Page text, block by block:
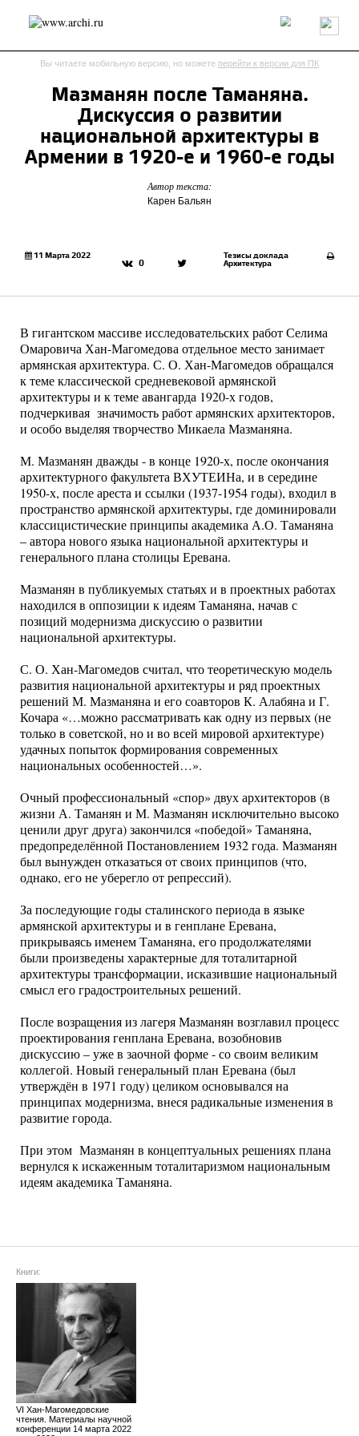
Россия Мир Технологии Интерьер Пресса
Архитекторы
send.project Анонсы конкурсов
Блог
Журнал
Интервью Исследование
Мнение
Обзор
Объект
Результаты конкурса
Рецензия Архитектура
Иностранцы в России
Эко
Вы читаете мобильную версию, но можете перейти к версии для ПК
Мазманян после Таманяна.
Дискуссия о развитии
национальной архитектуры в
Армении в 1920-е и 1960-е годы
Автор текста:
Карен Бальян
11 Марта 2022
0
Тезисы доклада
Архитектура
В гигантском массиве исследовательских работ Селима
Омаровича Хан-Магомедова отдельное место занимает
армянская архитектура. С. О. Хан-Магомедов обращался
к теме классической средневековой армянской
архитектуры и к теме авангарда 1920-х годов,
подчеркивая значимость работ армянских архитекторов,
и особо выделяя творчество Микаела Мазманяна.
М. Мазманян дважды - в конце 1920-х, после окончания
архитектурного факультета ВХУТЕИНа, и в середине
1950-х, после ареста и ссылки (1937-1954 годы), входил в
пространство армянской архитектуры, где доминировали
классицистические принципы академика А.О. Таманяна
– автора нового языка национальной архитектуры и
генерального плана столицы Еревана.
Мазманян в публикуемых статьях и в проектных работах
находился в оппозиции к идеям Таманяна, начав с
позиций модернизма дискуссию о развитии
национальной архитектуры.
С. О. Хан-Магомедов считал, что теоретическую модель
развития национальной архитектуры и ряд проектных
решений М. Мазманяна и его соавторов К. Алабяна и Г.
Кочара «…можно рассматривать как одну из первых (не
только в советской, но и во всей мировой архитектуре)
удачных попыток формирования современных
национальных особенностей…».
Очный профессиональный «спор» двух архитекторов (в
жизни А. Таманян и М. Мазманян исключительно высоко
ценили друг друга) закончился «победой» Таманяна,
предопределённой Постановлением 1932 года. Мазманян
был вынужден отказаться от своих принципов (что,
однако, его не уберегло от репрессий).
За последующие годы сталинского периода в языке
армянской архитектуры и в генплане Еревана,
прикрываясь именем Таманяна, его продолжателями
были произведены характерные для тоталитарной
архитектуры трансформации, исказившие национальный
смысл его градостроительных решений.
После возращения из лагеря Мазманян возглавил процесс
проектирования генплана Еревана, возобновив
дискуссию – уже в заочной форме - со своим великим
коллегой. Новый генеральный план Еревана (был
утверждён в 1971 году) целиком основывался на
принципах модернизма, внеся радикальные изменения в
развитие города.
При этом Мазманян в концептуальных решениях плана
вернулся к искаженным тоталитаризмом национальным
идеям академика Таманяна.
Книги:
VI Хан-Магомедовские
чтения. Материалы научной
конференции 14 марта 2022